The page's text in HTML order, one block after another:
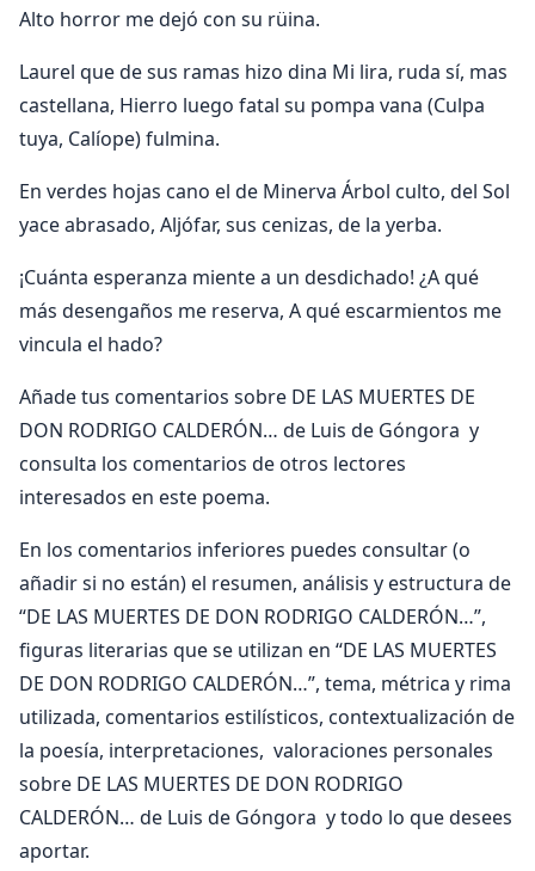
Alto horror me dejó con su rüina.
Laurel que de sus ramas hizo dina Mi lira, ruda sí, mas
castellana, Hierro luego fatal su pompa vana (Culpa
tuya, Calíope) fulmina.
En verdes hojas cano el de Minerva Árbol culto, del Sol
yace abrasado, Aljófar, sus cenizas, de la yerba.
¡Cuánta esperanza miente a un desdichado! ¿A qué
más desengaños me reserva, A qué escarmientos me
vincula el hado?
Añade tus comentarios sobre DE LAS MUERTES DE
DON RODRIGO CALDERÓN… de Luis de Góngora y
consulta los comentarios de otros lectores
interesados en este poema.
En los comentarios inferiores puedes consultar (o
añadir si no están) el resumen, análisis y estructura de
“DE LAS MUERTES DE DON RODRIGO CALDERÓN…”,
figuras literarias que se utilizan en “DE LAS MUERTES
DE DON RODRIGO CALDERÓN…”, tema, métrica y rima
utilizada, comentarios estilísticos, contextualización de
la poesía, interpretaciones, valoraciones personales
sobre DE LAS MUERTES DE DON RODRIGO
CALDERÓN… de Luis de Góngora y todo lo que desees
aportar.